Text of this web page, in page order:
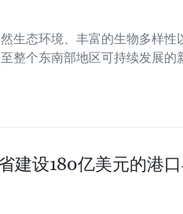
生态环境、丰富的生物多样性
整个东南部地区可持续发展的
建设180亿美元的港